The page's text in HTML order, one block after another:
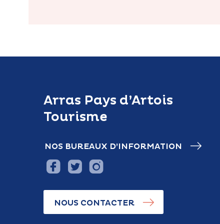
Arras Pays d’Artois
Tourisme
NOS BUREAUX D’INFORMATION
NOUS CONTACTER